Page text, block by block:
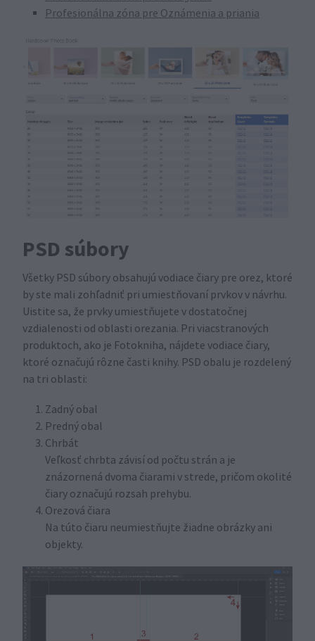
Profesionálna zóna pre Oznámenia a priania
PSD súbory
Všetky PSD súbory obsahujú vodiace čiary pre orez, ktoré
by ste mali zohľadniť pri umiestňovaní prvkov v návrhu.
Uistite sa, že prvky umiestňujete v dostatočnej
vzdialenosti od oblasti orezania. Pri viacstranových
produktoch, ako je Fotokniha, nájdete vodiace čiary,
ktoré označujú rôzne časti knihy. PSD obalu je rozdelený
na tri oblasti:
Zadný obal
Predný obal
Chrbát
Veľkosť chrbta závisí od počtu strán a je
znázornená dvoma čiarami v strede, pričom okolité
čiary označujú rozsah prehybu.
Orezová čiara
Na túto čiaru neumiestňujte žiadne obrázky ani
objekty.